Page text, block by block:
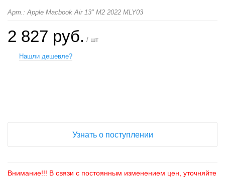
Арт.: Apple Macbook Air 13" M2 2022 MLY03
2 827 руб. / шт
Нашли дешевле?
Узнать о поступлении
Внимание!!! В связи с постоянным изменением цен, уточняйте